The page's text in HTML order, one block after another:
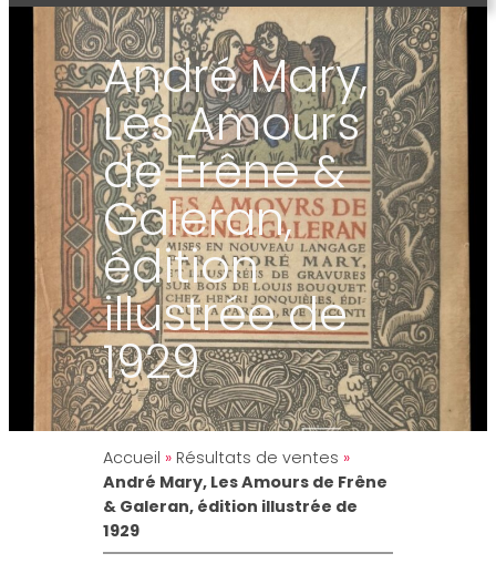
André Mary,
Les Amours
de Frêne &
Galeran,
édition
illustrée de
1929
Accueil » Résultats de ventes »
André Mary, Les Amours de Frêne
& Galeran, édition illustrée de
1929